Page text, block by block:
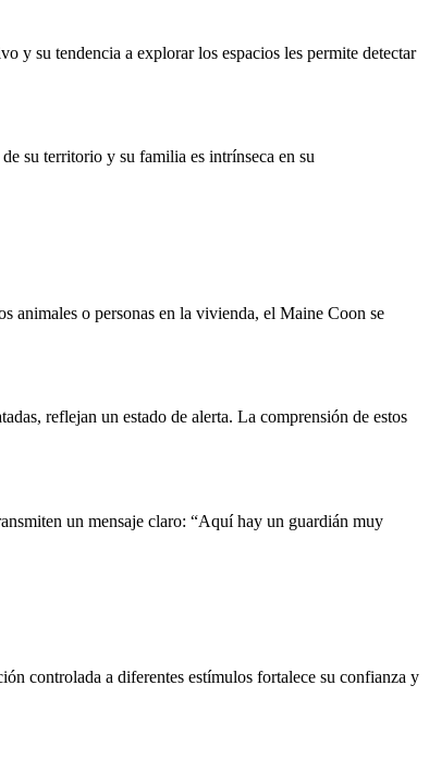
y su tendencia a explorar los espacios les permite detectar
su territorio y su familia es intrínseca en su
animales o personas en la vivienda, el Maine Coon se
reflejan un estado de alerta. La comprensión de estos
un mensaje claro: “Aquí hay un guardián muy
controlada a diferentes estímulos fortalece su confianza y